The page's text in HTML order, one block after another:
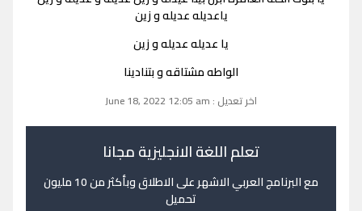
ياعديله عديله و زين
يا عديله عديله و زين
الواطه مشتاقه و بتنادينا
اخر تعديل : June 18, 2022 12:05 am
تعلم اللغة الانجليزية مجانا
مع البرنامج العربي الاشهر على الاطلاق وبأكثر من 10 مليون
تحميل